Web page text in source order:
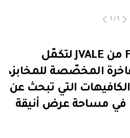
1
/
1
ثلاجة Field DP Back من JVALE لتكمّل
المخصّصة للمخابز،
التي تبحث عن
في مساحة عرض أنيقة